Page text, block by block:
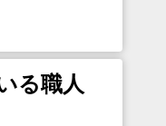
る職人